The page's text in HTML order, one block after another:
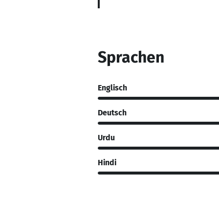
Sprachen
Englisch
Deutsch
Urdu
Hindi